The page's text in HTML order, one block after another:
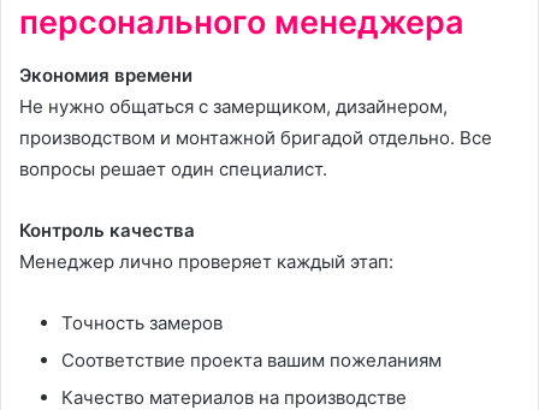
персонального менеджера
Экономия времени
Не нужно общаться с замерщиком, дизайнером,
производством и монтажной бригадой отдельно. Все
вопросы решает один специалист.
Контроль качества
Менеджер лично проверяет каждый этап:
Точность замеров
Соответствие проекта вашим пожеланиям
Качество материалов на производстве